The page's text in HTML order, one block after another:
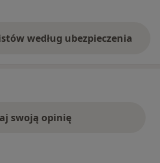
według ubezpieczenia
swoją opinię